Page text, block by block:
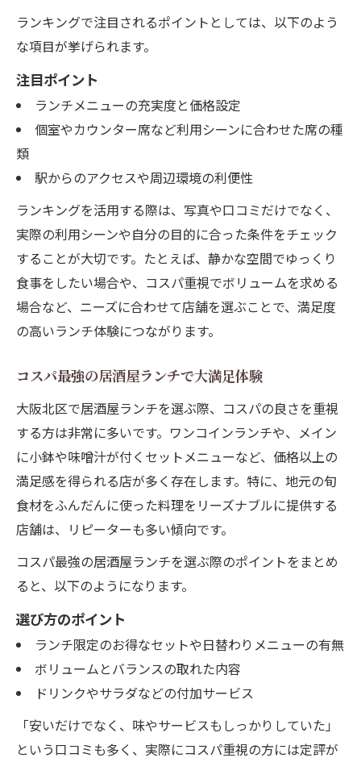
ランキングで注目されるポイントとしては、以下のよう
な項目が挙げられます。
注目ポイント
ランチメニューの充実度と価格設定
個室やカウンター席など利用シーンに合わせた席の種
類
駅からのアクセスや周辺環境の利便性
ランキングを活用する際は、写真や口コミだけでなく、
実際の利用シーンや自分の目的に合った条件をチェック
することが大切です。たとえば、静かな空間でゆっくり
食事をしたい場合や、コスパ重視でボリュームを求める
場合など、ニーズに合わせて店舗を選ぶことで、満足度
の高いランチ体験につながります。
コスパ最強の居酒屋ランチで大満足体験
大阪北区で居酒屋ランチを選ぶ際、コスパの良さを重視
する方は非常に多いです。ワンコインランチや、メイン
に小鉢や味噌汁が付くセットメニューなど、価格以上の
満足感を得られる店が多く存在します。特に、地元の旬
食材をふんだんに使った料理をリーズナブルに提供する
店舗は、リピーターも多い傾向です。
コスパ最強の居酒屋ランチを選ぶ際のポイントをまとめ
ると、以下のようになります。
選び方のポイント
ランチ限定のお得なセットや日替わりメニューの有無
ボリュームとバランスの取れた内容
ドリンクやサラダなどの付加サービス
「安いだけでなく、味やサービスもしっかりしていた」
という口コミも多く、実際にコスパ重視の方には定評が